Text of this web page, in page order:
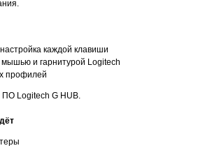
каждой клавиши
мышью и гарнитурой Logitech
профилей
Logitech G HUB.